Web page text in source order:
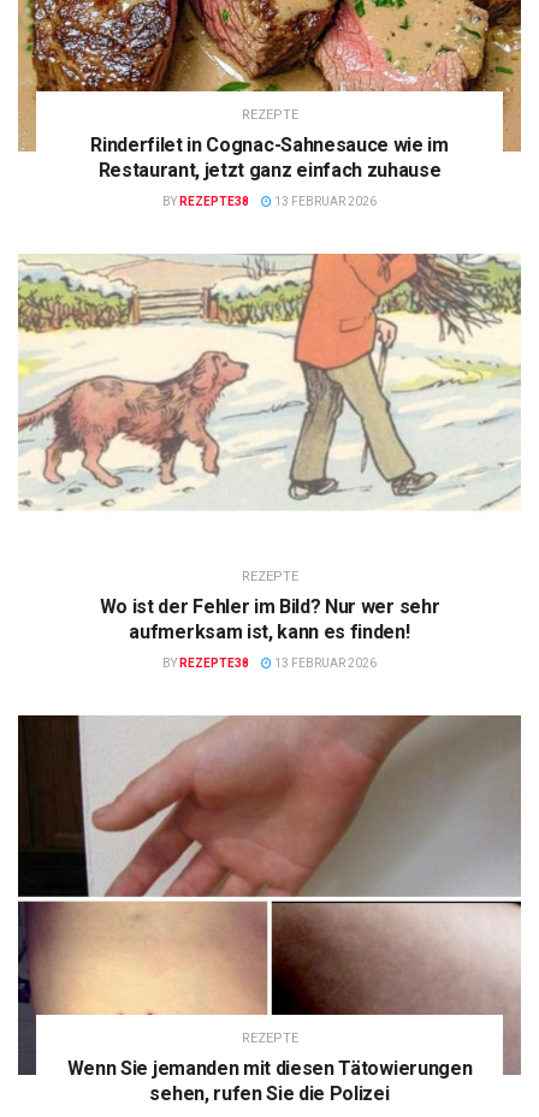
REZEPTE
Rinderfilet in Cognac-Sahnesauce wie im
Restaurant, jetzt ganz einfach zuhause
BY REZEPTE38 13 FEBRUAR 2026
REZEPTE
Wo ist der Fehler im Bild? Nur wer sehr
aufmerksam ist, kann es finden!
BY REZEPTE38 13 FEBRUAR 2026
REZEPTE
Wenn Sie jemanden mit diesen Tätowierungen
sehen, rufen Sie die Polizei